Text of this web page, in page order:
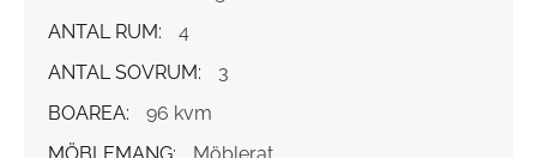
ANTAL RUM:
4
ANTAL SOVRUM:
3
BOAREA:
96 kvm